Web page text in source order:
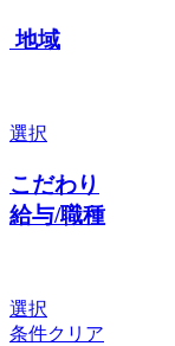
地域
選択
こだわり
給与/職種
選択
条件クリア